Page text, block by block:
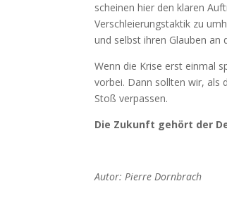
scheinen hier den klaren
Verschleierungstaktik zu
und selbst ihren Glauben an
Wenn die Krise erst einmal
vorbei. Dann sollten wir, als
Stoß verpassen.
Die Zukunft gehört der
Autor: Pierre Dornbrach